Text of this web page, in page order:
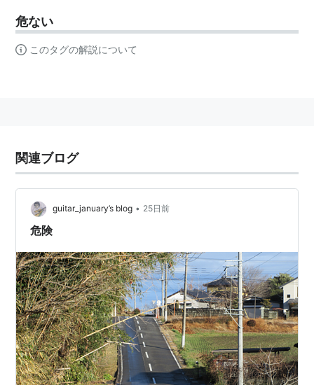
危ない
このタグの解説について
関連ブログ
guitar_january’s blog • 25日前
危険